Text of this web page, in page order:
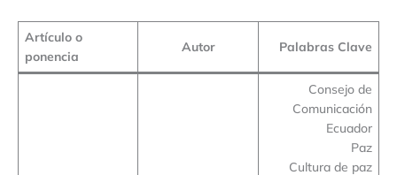
Artículo o
ponencia
Autor Palabras Clave
Consejo de
Comunicación
Ecuador
Paz
Cultura de paz